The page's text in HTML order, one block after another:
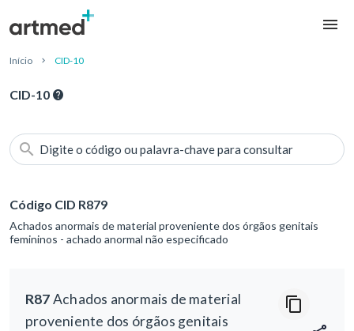
Início CID-10
CID-10
Digite o código ou palavra-chave para consultar
Código CID R879
Achados anormais de material proveniente dos órgãos genitais
femininos - achado anormal não especificado
R87Achados anormais de material
proveniente dos órgãos genitais